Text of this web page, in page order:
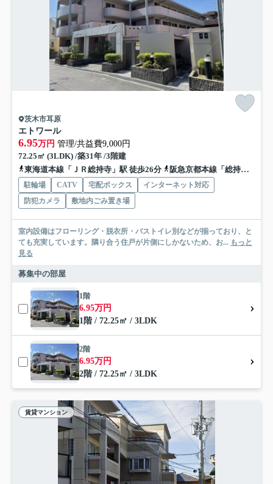
茨木市耳原
エトワール
6.95万円 管理/共益費9,000円
72.25㎡ (3LDK) /築31年 /3階建
東海道本線「ＪＲ総持寺」駅 徒歩26分
阪急京都本線「総持寺」駅 徒歩33分
駐輪場 CATV 宅配ボックス
インターネット対応
防犯カメラ
敷地内ごみ置き場
室内設備はフローリング・脱衣所・バストイレ別などが揃っており、と
ても充実しています。隣り合う住戸が片側にしかないため、お... もっと
見る
募集中の部屋
1階
6.95万円
1階 / 72.25㎡ / 3LDK
2階
6.95万円
2階 / 72.25㎡ / 3LDK
賃貸マンション